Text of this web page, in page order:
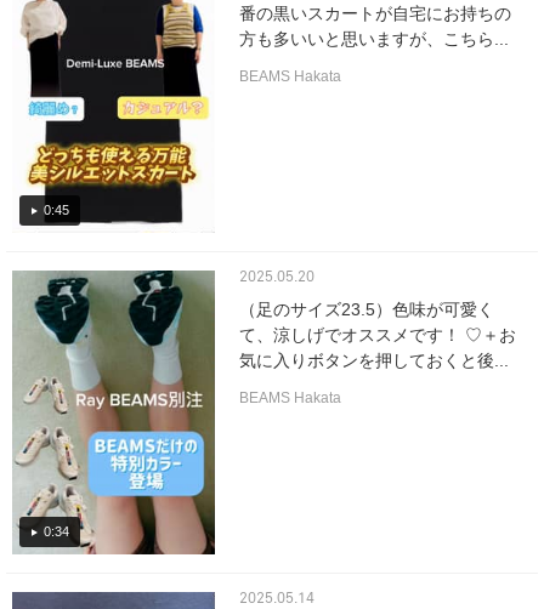
0:45
番の黒いスカートが自宅にお持ちの
方も多いいと思いますが、こちら...
BEAMS Hakata
0:34
2025.05.20
（足のサイズ23.5）色味が可愛く
て、涼しげでオススメです！ ♡＋お
気に入りボタンを押しておくと後...
BEAMS Hakata
2025.05.14